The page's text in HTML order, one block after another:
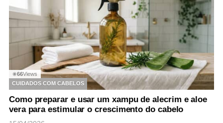
◉66Views
CUIDADOS COM CABELOS
Como preparar e usar um xampu de alecrim e aloe
vera para estimular o crescimento do cabelo